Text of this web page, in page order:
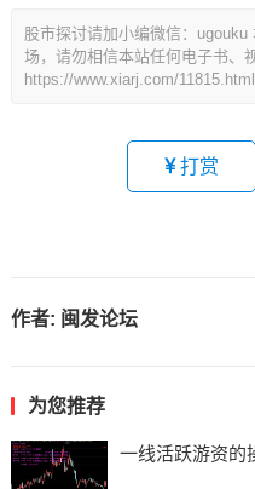
股市探讨请加小编微信：
场，请勿相信本站任何电子书、
https://www.xiarj.com/11815.html
打赏
作者: 闽发论坛
为您推荐
一线活跃游资的